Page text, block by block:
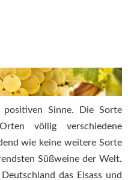
Sinne. Die Sorte
völlig verschiedene
wie keine weitere Sorte
Süßweine der Welt.
das Elsass und